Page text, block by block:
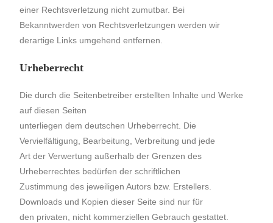
einer Rechtsverletzung nicht zumutbar. Bei
Bekanntwerden von Rechtsverletzungen werden wir
derartige Links umgehend entfernen.
Urheberrecht
Die durch die Seitenbetreiber erstellten Inhalte und Werke
auf diesen Seiten
unterliegen dem deutschen Urheberrecht. Die
Vervielfältigung, Bearbeitung, Verbreitung und jede
Art der Verwertung außerhalb der Grenzen des
Urheberrechtes bedürfen der schriftlichen
Zustimmung des jeweiligen Autors bzw. Erstellers.
Downloads und Kopien dieser Seite sind nur für
den privaten, nicht kommerziellen Gebrauch gestattet.